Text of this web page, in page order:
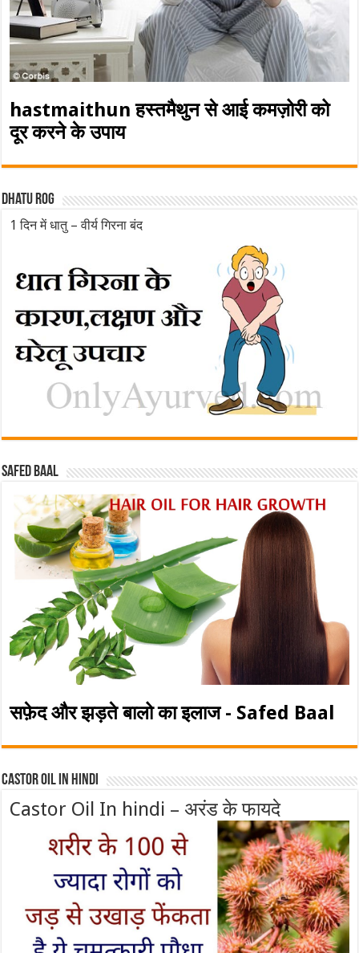
hastmaithun हस्तमैथुन से आई कमज़ोरी को
दूर करने के उपाय
Dhatu rog
1 दिन में धातु – वीर्य गिरना बंद
Safed baal
सफ़ेद और झड़ते बालो का इलाज - Safed Baal
Castor Oil In Hindi
Castor Oil In hindi – अरंड के फायदे